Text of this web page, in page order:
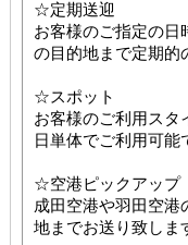
☆定期送迎
お客様のご指定の日
の目的地まで定期的
☆スポット
お客様のご利用スタ
日単体でご利用可能
☆空港ピックアップ
成田空港や羽田空港
地までお送り致しま